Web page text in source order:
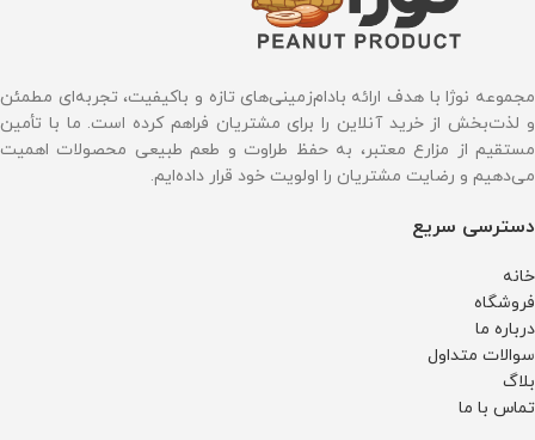
مجموعه نوژا با هدف ارائه بادام‌زمینی‌های تازه و باکیفیت، تجربه‌ای مطمئن
و لذت‌بخش از خرید آنلاین را برای مشتریان فراهم کرده است. ما با تأمین
مستقیم از مزارع معتبر، به حفظ طراوت و طعم طبیعی محصولات اهمیت
می‌دهیم و رضایت مشتریان را اولویت خود قرار داده‌ایم.
دسترسی سریع
خانه
فروشگاه
درباره ما
سوالات متداول
بلاگ
تماس با ما